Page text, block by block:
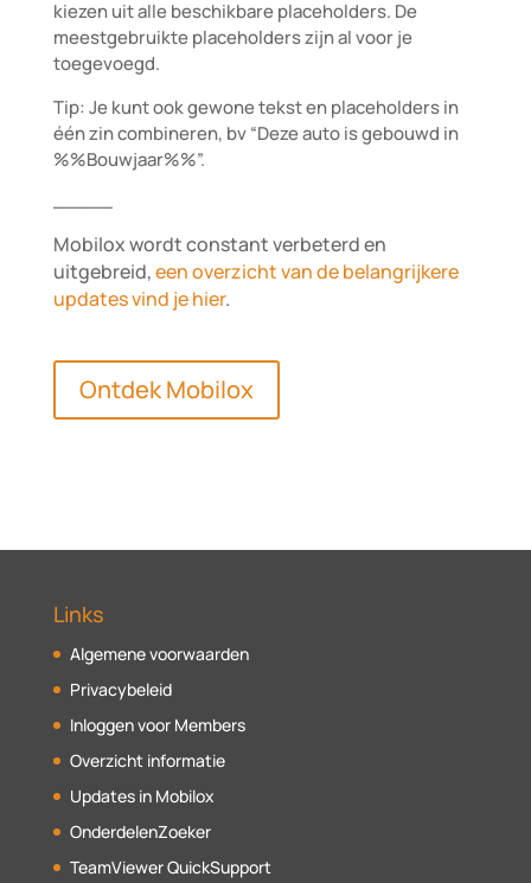
kiezen uit alle beschikbare placeholders. De
meestgebruikte placeholders zijn al voor je
toegevoegd.
Tip: Je kunt ook gewone tekst en placeholders in
één zin combineren, bv “Deze auto is gebouwd in
%%Bouwjaar%%”.
Mobilox wordt constant verbeterd en
uitgebreid,een overzicht van de belangrijkere
updates vind je hier.
Ontdek Mobilox
Links
Algemene voorwaarden
Privacybeleid
Inloggen voor Members
Overzicht informatie
Updates in Mobilox
OnderdelenZoeker
TeamViewer QuickSupport